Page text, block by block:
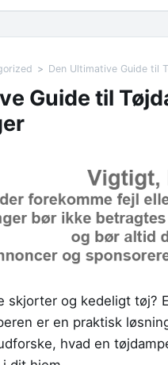
Den Ultimative Guide til
Guide til
skjorter og kedeligt tøj?
er en praktisk
hvad en